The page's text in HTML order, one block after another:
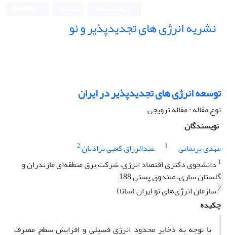
نشریه انرژی های تجدیدپذیر و نو
توسعه انرژی های تجدیدپذیر در ایران
نوع مقاله : مقاله ترویجی
نویسندگان
مهدی بریمانی
1 عبدالرزاق کعبی نژادیان2
1 دانشجوی دکتری اقتصاد انرژی، شرکت برق منطقه‌ای مازندران و
گلستان ساری، صندوق پستی 188.
2سازمان انرژی‌های نو ایران (سانا)
چکیده
با توجه به ذخایر محدود انرژی فسیلی و افزایش سطح مصرف